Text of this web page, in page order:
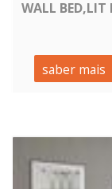
WALL BED,LIT
saber mais